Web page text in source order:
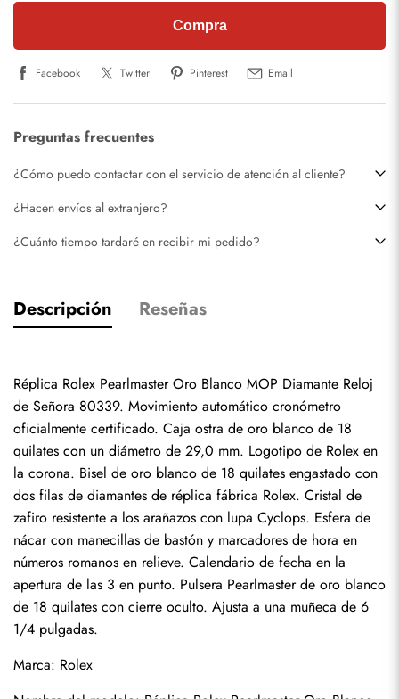
Compra
Facebook Twitter Pinterest Email
Preguntas frecuentes
¿Cómo puedo contactar con el servicio de atención al cliente?
¿Hacen envíos al extranjero?
¿Cuánto tiempo tardaré en recibir mi pedido?
Descripción Reseñas
Réplica Rolex Pearlmaster Oro Blanco MOP Diamante Reloj
de Señora 80339. Movimiento automático cronómetro
oficialmente certificado. Caja ostra de oro blanco de 18
quilates con un diámetro de 29,0 mm. Logotipo de Rolex en
la corona. Bisel de oro blanco de 18 quilates engastado con
dos filas de diamantes de réplica fábrica Rolex. Cristal de
zafiro resistente a los arañazos con lupa Cyclops. Esfera de
nácar con manecillas de bastón y marcadores de hora en
números romanos en relieve. Calendario de fecha en la
apertura de las 3 en punto. Pulsera Pearlmaster de oro blanco
de 18 quilates con cierre oculto. Ajusta a una muñeca de 6
1/4 pulgadas.
Marca: Rolex